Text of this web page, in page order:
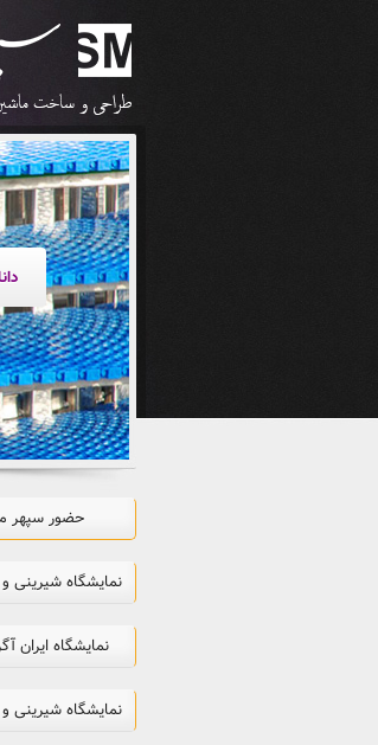
حضور سپهر
نمایشگاه شیرینی و
نمایشگاه ایران
نمایشگاه شیرینی و